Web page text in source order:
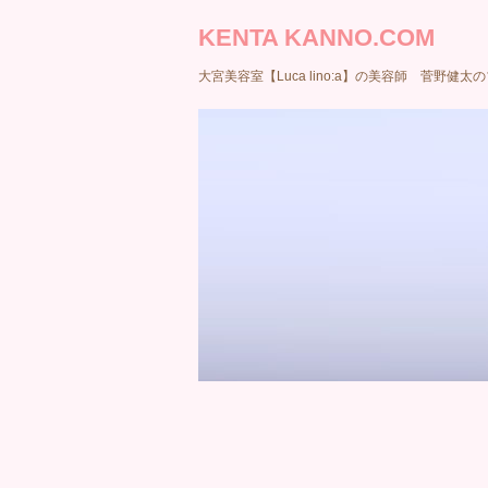
KENTA KANNO.COM
大宮美容室【Luca lino:a】の美容師 菅野健太の